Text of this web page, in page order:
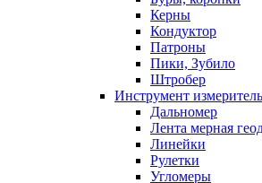
Керны
Кондуктор
Патроны
Пики, Зубило
Штробер
Инструмент
Дальномер
Лента мерная
Линейки
Рулетки
Угломеры